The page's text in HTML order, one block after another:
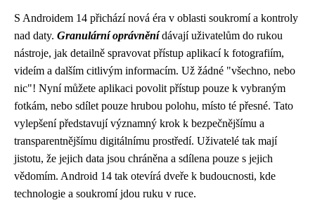
S Androidem 14 přichází nová éra v oblasti soukromí a kontroly
nad daty. Granulární oprávněnídávají uživatelům do rukou
nástroje, jak detailně spravovat přístup aplikací k fotografiím,
videím a dalším citlivým informacím. Už žádné "všechno, nebo
nic"! Nyní můžete aplikaci povolit přístup pouze k vybraným
fotkám, nebo sdílet pouze hrubou polohu, místo té přesné. Tato
vylepšení představují významný krok k bezpečnějšímu a
transparentnějšímu digitálnímu prostředí. Uživatelé tak mají
jistotu, že jejich data jsou chráněna a sdílena pouze s jejich
vědomím. Android 14 tak otevírá dveře k budoucnosti, kde
technologie a soukromí jdou ruku v ruce.